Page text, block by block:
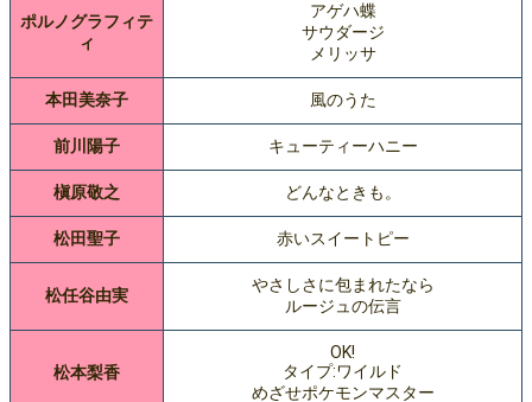
ポルノグラフィテ
ィ
アゲハ蝶
サウダージ
メリッサ
本田美奈子 風のうた
前川陽子 キューティーハニー
槇原敬之 どんなときも。
松田聖子 赤いスイートピー
松任谷由実
やさしさに包まれたなら
ルージュの伝言
松本梨香
OK!
タイプ:ワイルド
めざせポケモンマスター